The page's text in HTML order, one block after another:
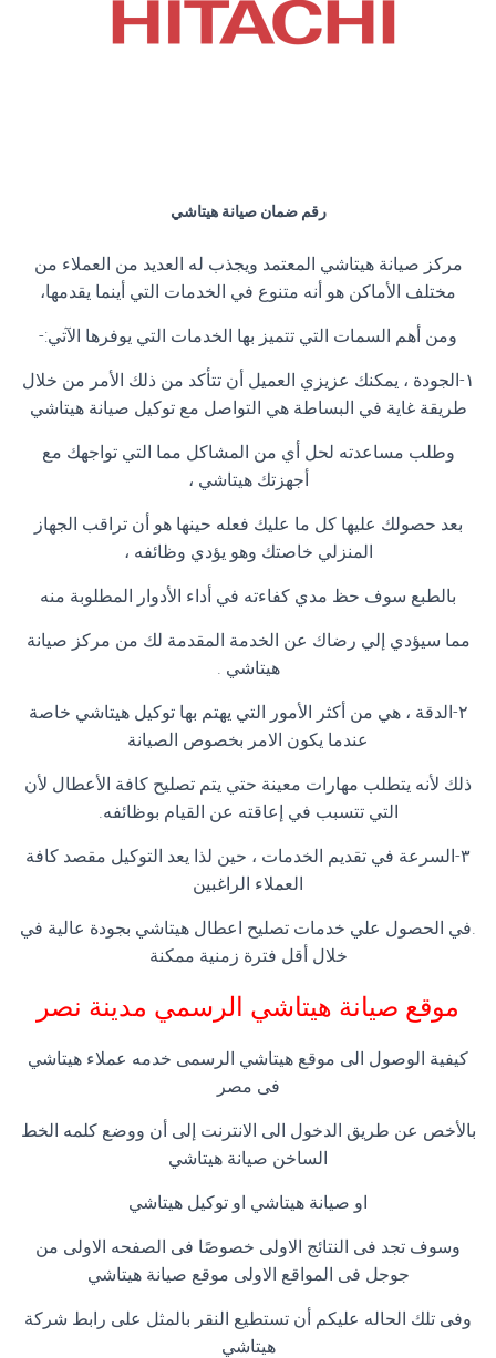
رقم ضمان صيانة هيتاشي
مركز صيانة هيتاشي المعتمد ويجذب له العديد من العملاء من
مختلف الأماكن هو أنه متنوع في الخدمات التي أينما يقدمها،
ومن أهم السمات التي تتميز بها الخدمات التي يوفرها الآتي:-
١-الجودة ، يمكنك عزيزي العميل أن تتأكد من ذلك الأمر من خلال
طريقة غاية في البساطة هي التواصل مع توكيل صيانة هيتاشي
وطلب مساعدته لحل أي من المشاكل مما التي تواجهك مع
أجهزتك هيتاشي ،
بعد حصولك عليها كل ما عليك فعله حينها هو أن تراقب الجهاز
المنزلي خاصتك وهو يؤدي وظائفه ،
بالطبع سوف حظ مدي كفاءته في أداء الأدوار المطلوبة منه
مما سيؤدي إلي رضاك عن الخدمة المقدمة لك من مركز صيانة
هيتاشي .
٢-الدقة ، هي من أكثر الأمور التي يهتم بها توكيل هيتاشي خاصة
عندما يكون الامر بخصوص الصيانة
ذلك لأنه يتطلب مهارات معينة حتي يتم تصليح كافة الأعطال لأن
التي تتسبب في إعاقته عن القيام بوظائفه.
٣-السرعة في تقديم الخدمات ، حين لذا يعد التوكيل مقصد كافة
العملاء الراغبين
.في الحصول علي خدمات تصليح اعطال هيتاشي بجودة عالية في
خلال أقل فترة زمنية ممكنة
موقع صيانة هيتاشي الرسمي مدينة نصر
كيفية الوصول الى موقع هيتاشي الرسمى خدمه عملاء هيتاشي
فى مصر
بالأخص عن طريق الدخول الى الانترنت إلى أن ووضع كلمه الخط
الساخن صيانة هيتاشي
او صيانة هيتاشي او توكيل هيتاشي
وسوف تجد فى النتائج الاولى خصوصًا فى الصفحه الاولى من
جوجل فى المواقع الاولى موقع صيانة هيتاشي
وفى تلك الحاله عليكم أن تستطيع النقر بالمثل على رابط شركة
هيتاشي